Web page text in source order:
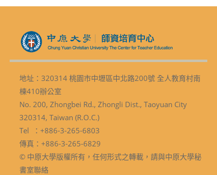
地址：320314 桃園市中壢區中北路200號 全人教育村南
棟410辦公室
No. 200, Zhongbei Rd., Zhongli Dist., Taoyuan City
320314, Taiwan (R.O.C.)
Tel ：+886-3-265-6803
傳真：+886-3-265-6829
© 中原大學版權所有，任何形式之轉載，請與中原大學秘
書室聯絡